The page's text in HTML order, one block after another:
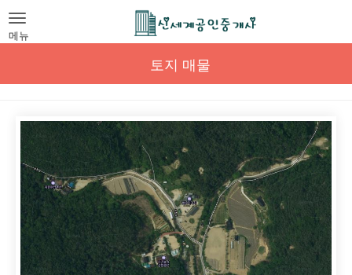
Toggle
navigation
메뉴
토지 매물